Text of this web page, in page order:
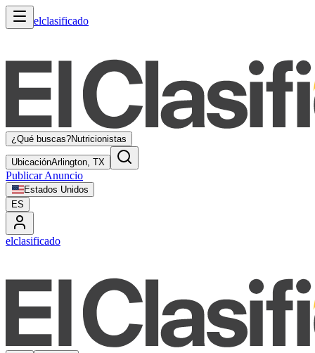
elclasificado
¿Qué buscas?Nutricionistas
UbicaciónArlington, TX
Publicar Anuncio
Estados Unidos
ES
elclasificado